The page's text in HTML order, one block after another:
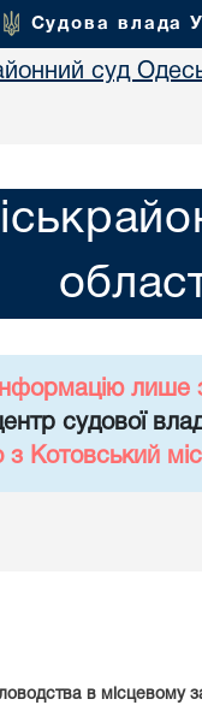
Судова влада
суд
лише
судової
Котовський
в місцевому